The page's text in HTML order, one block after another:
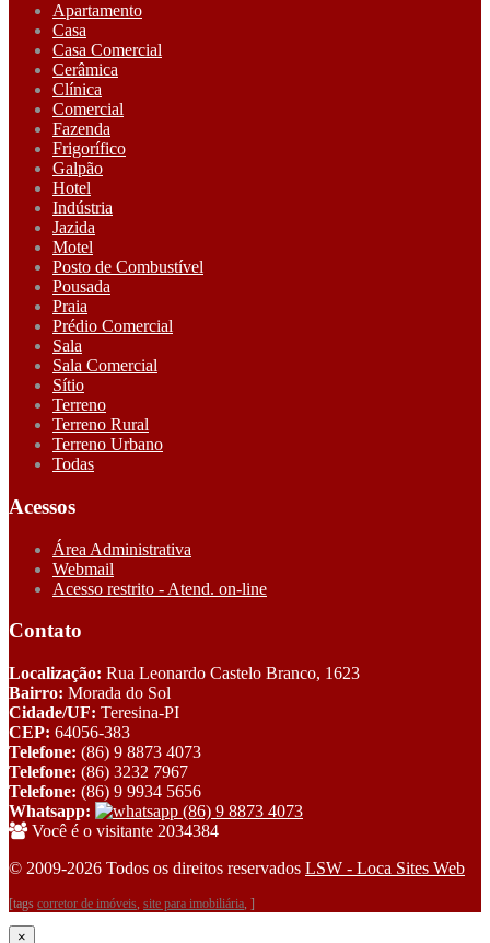
Apartamento
Casa
Casa Comercial
Cerâmica
Clínica
Comercial
Fazenda
Frigorífico
Galpão
Hotel
Indústria
Jazida
Motel
Posto de Combustível
Pousada
Praia
Prédio Comercial
Sala
Sala Comercial
Sítio
Terreno
Terreno Rural
Terreno Urbano
Todas
Acessos
Área Administrativa
Webmail
Acesso restrito - Atend. on-line
Contato
Localização: Rua Leonardo Castelo Branco, 1623
Bairro: Morada do Sol
Cidade/UF: Teresina-PI
CEP: 64056-383
Telefone: (86) 9 8873 4073
Telefone: (86) 3232 7967
Telefone: (86) 9 9934 5656
Whatsapp:
(86) 9 8873 4073
Você é o visitante 2034384
© 2009-2026 Todos os direitos reservados LSW - Loca Sites Web
[tags corretor de imóveis, site para imobiliária, ]
×